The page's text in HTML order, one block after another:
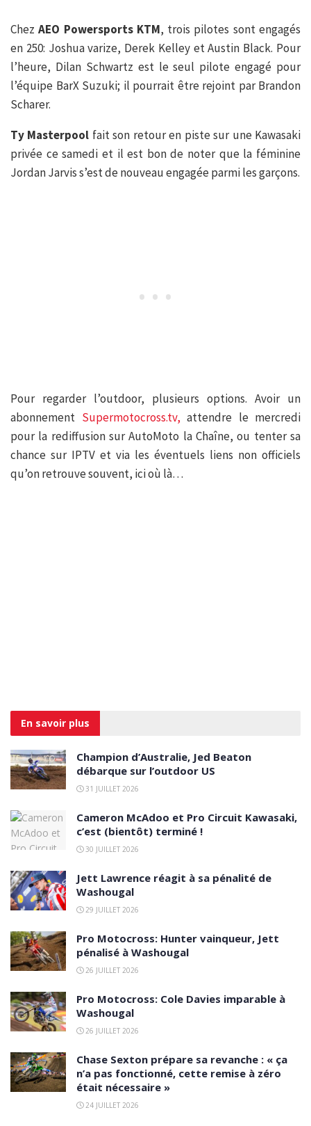
ChezAEO Powersports KTM, trois pilotes sont engagés
en 250: Joshua varize, Derek Kelley et Austin Black. Pour
l’heure, Dilan Schwartz est le seul pilote engagé pour
l’équipe BarX Suzuki; il pourrait être rejoint par Brandon
Scharer.
Ty Masterpool fait son retour en piste sur une Kawasaki
privée ce samedi et il est bon de noter que la féminine
Jordan Jarvis s’est de nouveau engagée parmi les garçons.
Pour regarder l’outdoor, plusieurs options. Avoir un
abonnement Supermotocross.tv, attendre le mercredi
pour la rediffusion sur AutoMoto la Chaîne, ou tenter sa
chance sur IPTV et via les éventuels liens non officiels
qu’on retrouve souvent, ici où là…
En savoir plus
Champion d’Australie, Jed Beaton
débarque sur l’outdoor US
31 JUILLET 2026
Cameron McAdoo et Pro Circuit Kawasaki,
c’est (bientôt) terminé !
30 JUILLET 2026
Jett Lawrence réagit à sa pénalité de
Washougal
29 JUILLET 2026
Pro Motocross: Hunter vainqueur, Jett
pénalisé à Washougal
26 JUILLET 2026
Pro Motocross: Cole Davies imparable à
Washougal
26 JUILLET 2026
Chase Sexton prépare sa revanche : « ça
n’a pas fonctionné, cette remise à zéro
était nécessaire »
24 JUILLET 2026